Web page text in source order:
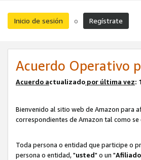
Inicio de sesión o Regístrate
Acuerdo Operativo
Acuerdo actualizado por última vez:
Bienvenido al sitio web de Amazon para
correspondientes de Amazon tal como se
Toda persona o entidad que participe o
persona o entidad, "usted" o un "Afiliado